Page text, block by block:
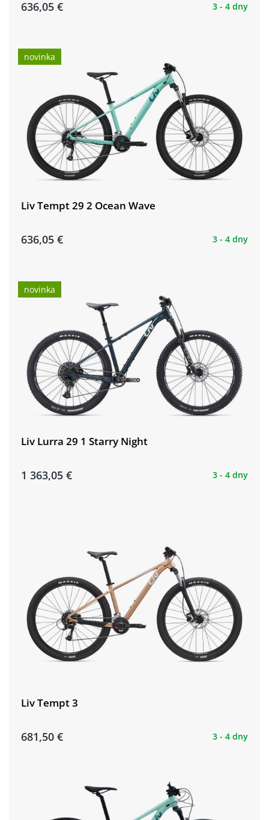
636,05 € 3 - 4 dny
novinka
Liv Tempt 29 2 Ocean Wave
636,05 € 3 - 4 dny
novinka
Liv Lurra 29 1 Starry Night
1 363,05 € 3 - 4 dny
Liv Tempt 3
681,50 € 3 - 4 dny